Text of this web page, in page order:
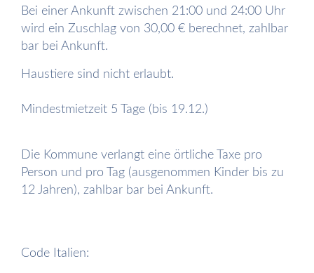
Bei einer Ankunft zwischen 21:00 und 24:00 Uhr
wird ein Zuschlag von 30,00 € berechnet, zahlbar
bar bei Ankunft.
Haustiere sind nicht erlaubt.
Mindestmietzeit 5 Tage (bis 19.12.)
Die Kommune verlangt eine örtliche Taxe pro
Person und pro Tag (ausgenommen Kinder bis zu
12 Jahren), zahlbar bar bei Ankunft.
Code Italien: